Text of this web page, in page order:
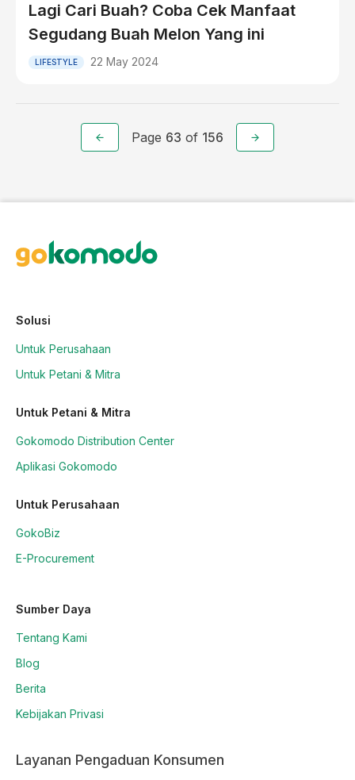
Lagi Cari Buah? Coba Cek Manfaat
Segudang Buah Melon Yang ini
LIFESTYLE 22 May 2024
Page 63 of 156
Solusi
Untuk Perusahaan
Untuk Petani & Mitra
Untuk Petani & Mitra
Gokomodo Distribution Center
Aplikasi Gokomodo
Untuk Perusahaan
GokoBiz
E-Procurement
Sumber Daya
Tentang Kami
Blog
Berita
Kebijakan Privasi
Layanan Pengaduan Konsumen